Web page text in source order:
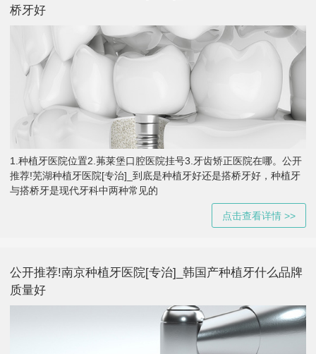
桥牙好
1.种植牙医院位置2.茀莱堡口腔医院挂号3.牙齿矫正医院在哪。公开
推荐!芜湖种植牙医院[专治]_到底是种植牙好还是搭桥牙好，种植牙
与搭桥牙是现代牙科中两种常见的
点击查看详情 >>
公开推荐!南京种植牙医院[专治]_韩国产种植牙什么品牌
质量好